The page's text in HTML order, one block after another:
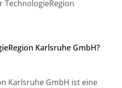
TechnologieRegion
Karlsruhe GmbH?
Karlsruhe GmbH ist eine